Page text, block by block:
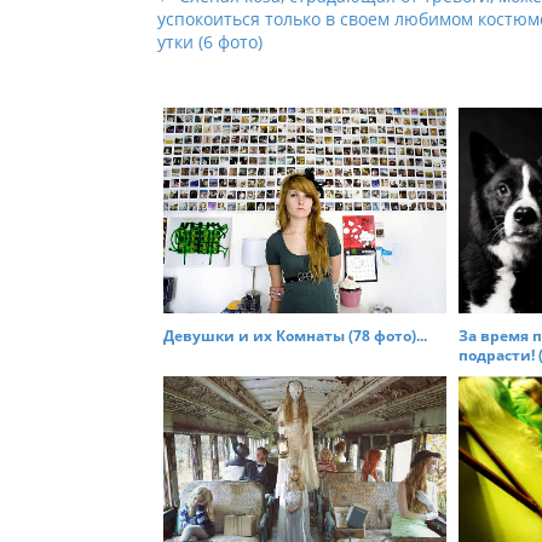
o
s
n
a
v
g
a
t
o
n
успокоиться только в своем любимом
утки (6 фото)
Девушки и их Комнаты (78 фото)...
За время
подрасти!